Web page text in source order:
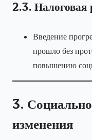
2.3. Налоговая
Введение
прошло без
повышению
3.
изменения